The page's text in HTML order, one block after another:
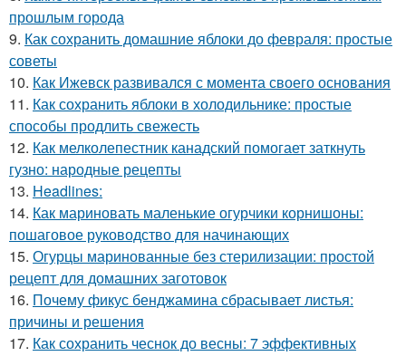
прошлым города
9. Как сохранить домашние яблоки до февраля: простые
советы
10. Как Ижевск развивался с момента своего основания
11. Как сохранить яблоки в холодильнике: простые
способы продлить свежесть
12. Как мелколепестник канадский помогает заткнуть
гузно: народные рецепты
13. Headlines:
14. Как мариновать маленькие огурчики корнишоны:
пошаговое руководство для начинающих
15. Огурцы маринованные без стерилизации: простой
рецепт для домашних заготовок
16. Почему фикус бенджамина сбрасывает листья:
причины и решения
17. Как сохранить чеснок до весны: 7 эффективных